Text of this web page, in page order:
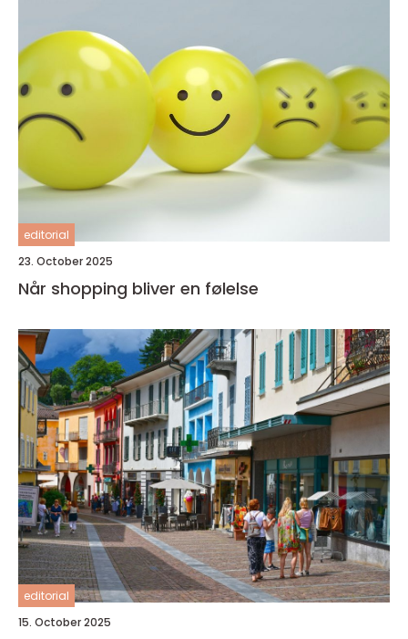
editorial
23. October 2025
Når shopping bliver en følelse
editorial
15. October 2025